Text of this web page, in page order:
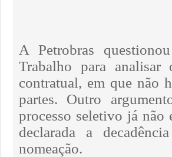
A Petrobras
Trabalho para
contratual, em que não
partes. Outro
processo seletivo já não
declarada a
nomeação.